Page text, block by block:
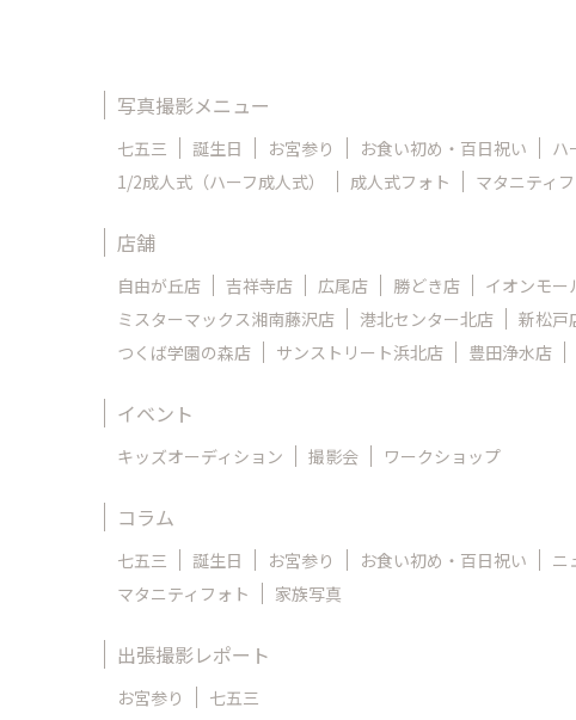
写真撮影メニュー
七五三 誕生日 お宮参り お食い初め・百日祝い ハ
1/2成人式（ハーフ成人式）
成人式フォト マタニティ
店舗
自由が丘店 吉祥寺店 広尾店 勝どき店 イオンモー
ミスターマックス湘南藤沢店
港北センター北店 新松戸
つくば学園の森店
サンストリート浜北店 豊田浄水店
イベント
キッズオーディション 撮影会 ワークショップ
コラム
七五三 誕生日 お宮参り お食い初め・百日祝い ニ
マタニティフォト
家族写真
出張撮影レポート
お宮参り 七五三